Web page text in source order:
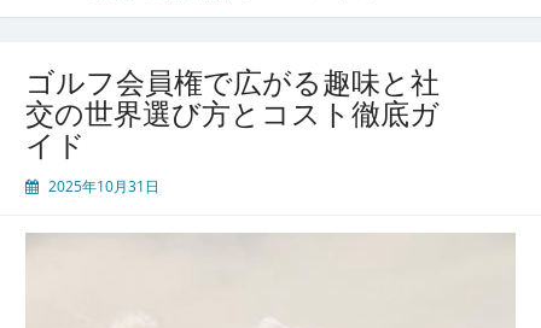
ゴルフ会員権で広がる趣味と社
交の世界選び方とコスト徹底ガ
イド
2025年10月31日